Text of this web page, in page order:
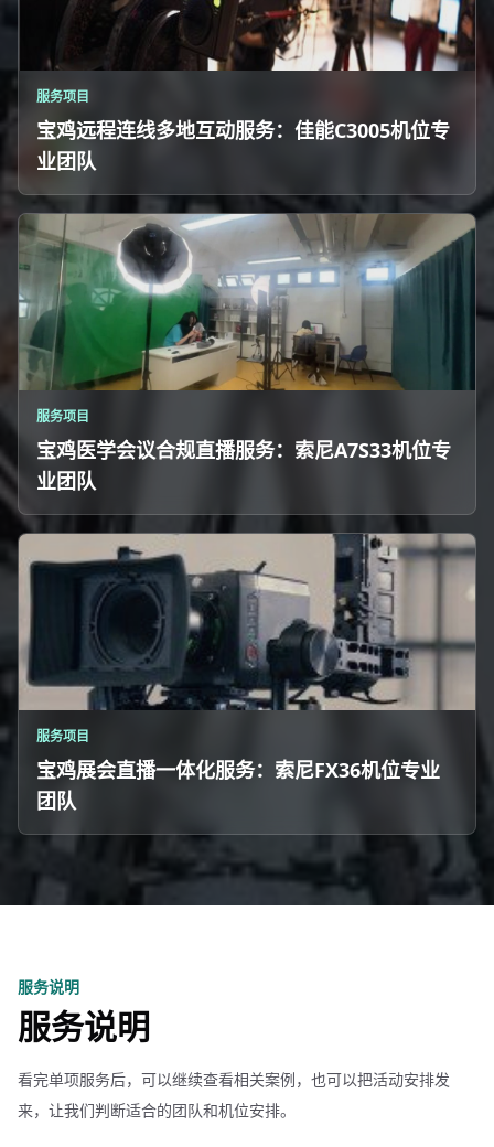
服务项目
宝鸡远程连线多地互动服务：佳能C3005机位专
业团队
服务项目
宝鸡医学会议合规直播服务：索尼A7S33机位专
业团队
服务项目
宝鸡展会直播一体化服务：索尼FX36机位专业
团队
服务说明
服务说明
看完单项服务后，可以继续查看相关案例，也可以把活动安排发
来，让我们判断适合的团队和机位安排。